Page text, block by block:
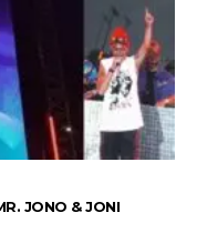
JONO & JONI